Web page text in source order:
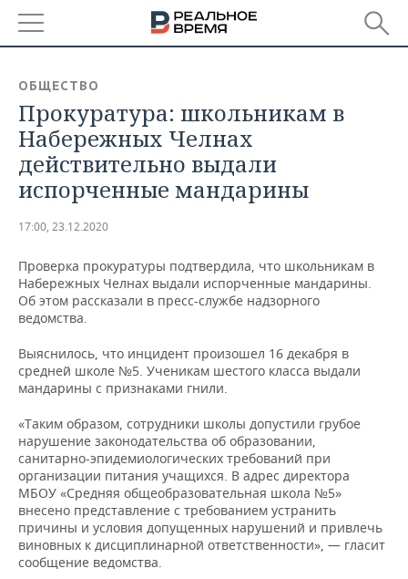
БАШКОРТОСТАН
ТАТАРСТАН
УДМУРТИЯ
НОВОСТИ
АНАЛИТИКА
НОВОСТИ АНАЛИТИКИ
ДЕКЛАРАЦИИ О ДОХОДАХ
КОРОЛИ ГОСЗАКАЗА ПФО
ВУЗЫ ТАТАРСТАНА
КОМУ ПРИНАДЛЕЖАТ
ТОРГОВЫЕ ЦЕНТРЫ
ТАТАРСТАНА
ЭКОНОМИКА
НОВОСТИ ЭКОНОМИКИ
ФИНАНСЫ
БАНКИ
БЮДЖЕТ
ИНВЕСТИЦИИ
ПРОМЫШЛЕННОСТЬ
НОВОСТИ
ПРОМЫШЛЕННОСТИ
АГРОПРОМ
МАШИНОСТРОЕНИЕ
НЕФТЕХИМИЯ
НЕФТЬ
ОПК
ЭНЕРГЕТИКА
НЕДВИЖИМОСТЬ
НОВОСТИ НЕДВИЖИМОСТИ
АВТО
НОВОСТИ АВТО
БИЗНЕС
НОВОСТИ БИЗНЕСА
РОЗНИЧНАЯ ТОРГОВЛЯ
ТРАНСПОРТ
УСЛУГИ
ТЕХНОЛОГИИ
НОВОСТИ ТЕХНОЛОГИЙ
IT
МЕДИА
ТЕЛЕКОММУНИКАЦИИ
МЕРОПРИЯТИЯ
НОВОСТИ МЕРОПРИЯТИЙ
ВЫЕЗДНАЯ РЕДАКЦИЯ
БИЗНЕС-БРАНЧИ
СПОРТ
НОВОСТИ СПОРТА
ФУТБОЛ
ОБЩЕСТВО
НОВОСТИ ОБЩЕСТВА
ФОТОГАЛЕРЕЯ
ОБЩЕСТВО
Прокуратура: школьникам в
Набережных Челнах
действительно выдали
испорченные мандарины
17:00, 23.12.2020
Проверка прокуратуры подтвердила, что школьникам в
Набережных Челнах выдали испорченные мандарины.
Об этом рассказали в пресс-службе надзорного
ведомства.
Выяснилось, что инцидент произошел 16 декабря в
средней школе №5. Ученикам шестого класса выдали
мандарины с признаками гнили.
«Таким образом, сотрудники школы допустили грубое
нарушение законодательства об образовании,
санитарно-эпидемиологических требований при
организации питания учащихся. В адрес директора
МБОУ «Средняя общеобразовательная школа №5»
внесено представление с требованием устранить
причины и условия допущенных нарушений и привлечь
виновных к дисциплинарной ответственности», — гласит
сообщение ведомства.